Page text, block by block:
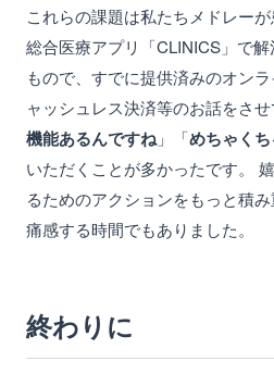
これらの課題は私たちメドレー
総合医療アプリ「CLINICS」で
もので、すでに提供済みのオン
ャッシュレス決済等のお話をさ
機能あるんですね 」「めちゃくち
いただくことが多かったです。
るためのアクションをもっと積
痛感する時間でもありました。
終わりに